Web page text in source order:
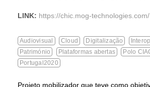
LINK: https://chic.mog-technologies.com/
Audiovisual Cloud Digitalização
Património
Plataformas abertas
Polo
Portugal2020
Projeto mobilizador que teve como